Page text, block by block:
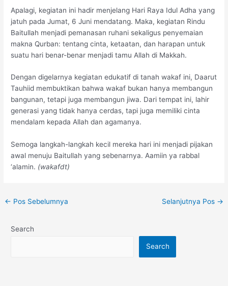
Apalagi, kegiatan ini hadir menjelang Hari Raya Idul Adha yang
jatuh pada Jumat, 6 Juni mendatang. Maka, kegiatan Rindu
Baitullah menjadi pemanasan ruhani sekaligus penyemaian
makna Qurban: tentang cinta, ketaatan, dan harapan untuk
suatu hari benar-benar menjadi tamu Allah di Makkah.
Dengan digelarnya kegiatan edukatif di tanah wakaf ini, Daarut
Tauhiid membuktikan bahwa wakaf bukan hanya membangun
bangunan, tetapi juga membangun jiwa. Dari tempat ini, lahir
generasi yang tidak hanya cerdas, tapi juga memiliki cinta
mendalam kepada Allah dan agamanya.
Semoga langkah-langkah kecil mereka hari ini menjadi pijakan
awal menuju Baitullah yang sebenarnya. Aamiin ya rabbal
‘alamin. (wakafdt)
← Pos Sebelumnya Selanjutnya Pos →
Search
Search